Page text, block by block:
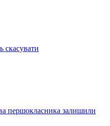
скасувати
першокласника залишили